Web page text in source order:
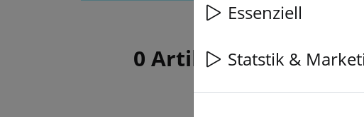
0 Artikel für die
Essenziell
Statstik &